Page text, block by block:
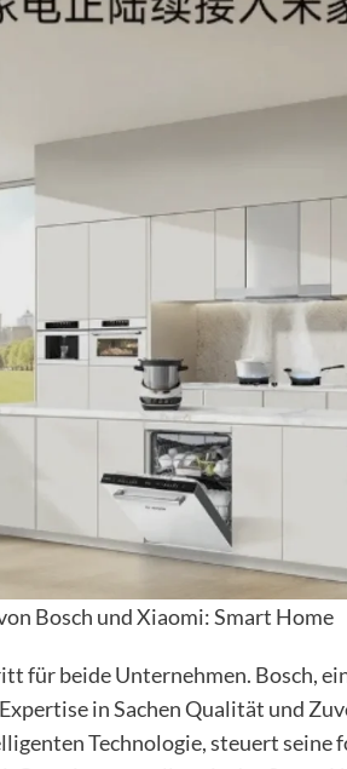
Bosch und Xiaomi: Smart Home
für beide Unternehmen. Bosch,
in Sachen Qualität und
Technologie, steuert